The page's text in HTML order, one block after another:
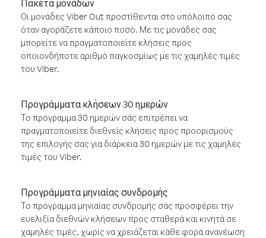
Πακέτα μονάδων
Οι μονάδες Viber Out προστίθενται στο υπόλοιπό σας
όταν αγοράζετε κάποιο ποσό. Με τις μονάδες σας
μπορείτε να πραγματοποιείτε κλήσεις προς
οποιονδήποτε αριθμό παγκοσμίως με τις χαμηλές τιμές
του Viber.
Προγράμματα κλήσεων 30 ημερών
Το πρόγραμμα 30 ημερών σάς επιτρέπει να
πραγματοποιείτε διεθνείς κλήσεις προς προορισμούς
της επιλογής σας για διάρκεια 30 ημερών με τις χαμηλές
τιμές του Viber.
Προγράμματα μηνιαίας συνδρομής
Το πρόγραμμα μηνιαίας συνδρομής σάς προσφέρει την
ευελιξία διεθνών κλήσεων προς σταθερά και κινητά σε
χαμηλές τιμές, χωρίς να χρειάζεται κάθε φορά ανανέωση